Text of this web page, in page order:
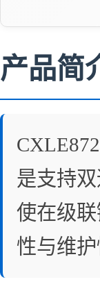
产品简
是支持
使在级
性与维护